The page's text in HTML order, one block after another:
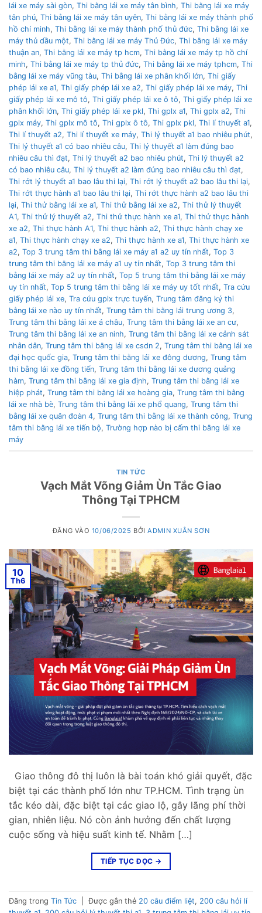
lái xe máy sài gòn, Thi bằng lái xe máy tân bình, Thi bằng lái xe máy
tân phú, Thi bằng lái xe máy tân uyên, Thi bằng lái xe máy thành phố
hồ chí minh, Thi bằng lái xe máy thành phố thủ đức, Thi bằng lái xe
máy thủ dầu một, Thi bằng lái xe máy Thủ Đức, Thi bằng lái xe máy
thuận an, Thi bằng lái xe máy tp hcm, Thi bằng lái xe máy tp hồ chí
minh, Thi bằng lái xe máy tp thủ đức, Thi bằng lái xe máy tphcm, Thi
bằng lái xe máy vũng tàu, Thi bằng lái xe phân khối lớn, Thi giấy
phép lái xe a1, Thi giấy phép lái xe a2, Thi giấy phép lái xe máy, Thi
giấy phép lái xe mô tô, Thi giấy phép lái xe ô tô, Thi giấy phép lái xe
phân khối lớn, Thi giấy phép lái xe pkl, Thi gplx a1, Thi gplx a2, Thi
gplx máy, Thi gplx mô tô, Thi gplx ô tô, Thi gplx pkl, Thi lí thuyết a1,
Thi lí thuyết a2, Thi lí thuyết xe máy, Thi lý thuyết a1 bao nhiêu phút,
Thi lý thuyết a1 có bao nhiêu câu, Thi lý thuyết a1 làm đúng bao
nhiêu câu thì đạt, Thi lý thuyết a2 bao nhiêu phút, Thi lý thuyết a2
có bao nhiêu câu, Thi lý thuyết a2 làm đúng bao nhiêu câu thì đạt,
Thi rớt lý thuyết a1 bao lâu thi lại, Thi rớt lý thuyết a2 bao lâu thi lại,
Thi rớt thực hành a1 bao lâu thi lại, Thi rớt thực hành a2 bao lâu thi
lại, Thi thử bằng lái xe a1, Thi thử bằng lái xe a2, Thi thử lý thuyết
A1, Thi thử lý thuyết a2, Thi thử thực hành xe a1, Thi thử thực hành
xe a2, Thi thực hành A1, Thi thực hành a2, Thi thực hành chạy xe
a1, Thi thực hành chạy xe a2, Thi thực hành xe a1, Thi thực hành xe
a2, Top 3 trung tâm thi bằng lái xe máy a1 a2 uy tín nhất, Top 3
trung tâm thi bằng lái xe máy a1 uy tín nhất, Top 3 trung tâm thi
bằng lái xe máy a2 uy tín nhất, Top 5 trung tâm thi bằng lái xe máy
uy tín nhất, Top 5 trung tâm thi bằng lái xe máy uy tốt nhất, Tra cứu
giấy phép lái xe, Tra cứu gplx trực tuyến, Trung tâm đăng ký thi
bằng lái xe nào uy tín nhất, Trung tâm thi bằng lái trung ương 3,
Trung tâm thi bằng lái xe á châu, Trung tâm thi bằng lái xe an cư,
Trung tâm thi bằng lái xe an ninh, Trung tâm thi bằng lái xe cảnh sát
nhân dân, Trung tâm thi bằng lái xe csdn 2, Trung tâm thi bằng lái xe
đại học quốc gia, Trung tâm thi bằng lái xe đông dương, Trung tâm
thi bằng lái xe đồng tiến, Trung tâm thi bằng lái xe dương quảng
hàm, Trung tâm thi bằng lái xe gia định, Trung tâm thi bằng lái xe
hiệp phát, Trung tâm thi bằng lái xe hoàng gia, Trung tâm thi bằng
lái xe nhà bè, Trung tâm thi bằng lái xe phổ quang, Trung tâm thi
bằng lái xe quân đoàn 4, Trung tâm thi bằng lái xe thành công, Trung
tâm thi bằng lái xe tiến bộ, Trường hợp nào bị cấm thi bằng lái xe
máy
TIN TỨC
Vạch Mắt Võng Giảm Ùn Tắc Giao
Thông Tại TPHCM
ĐĂNG VÀO 10/06/2025 BỞIADMIN XUÂN SƠN
10
Th6
Giao thông đô thị luôn là bài toán khó giải quyết, đặc
biệt tại các thành phố lớn như TP.HCM. Tình trạng ùn
tắc kéo dài, đặc biệt tại các giao lộ, gây lãng phí thời
gian, nhiên liệu. Nó còn ảnh hưởng đến chất lượng
cuộc sống và hiệu suất kinh tế. Nhằm […]
TIẾP TỤC ĐỌC →
Đăng trong Tin Tức Được gắn thẻ 20 câu điểm liệt, 200 câu hỏi lí